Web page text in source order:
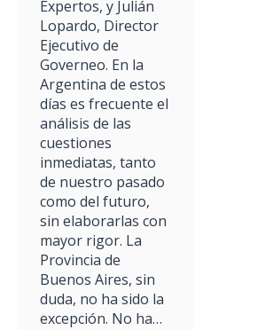
Expertos, y Julián
Lopardo, Director
Ejecutivo de
Governeo. En la
Argentina de estos
días es frecuente el
análisis de las
cuestiones
inmediatas, tanto
de nuestro pasado
como del futuro,
sin elaborarlas con
mayor rigor. La
Provincia de
Buenos Aires, sin
duda, no ha sido la
excepción. No ha…